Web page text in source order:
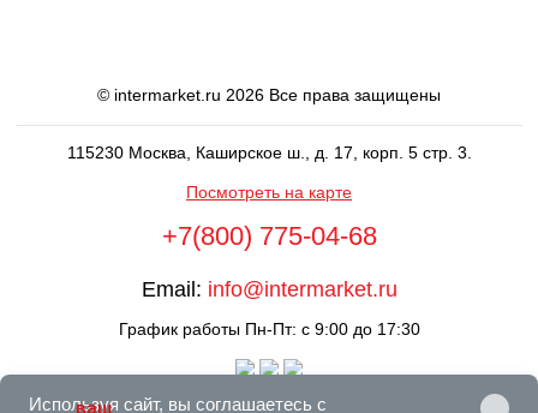
© intermarket.ru 2026 Все права защищены
115230 Москва, Каширское ш., д. 17, корп. 5 стр. 3.
Посмотреть на карте
+7(800) 775-04-68
Email: info@intermarket.ru
График работы Пн-Пт: с 9:00 до 17:30
Используя сайт, вы соглашаетесь с
ваш